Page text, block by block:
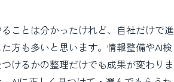
ことは分かったけれど、自社だけで進
方も多いと思います。情報整備やAI検
けるかの整理だけでも成果が変わりま